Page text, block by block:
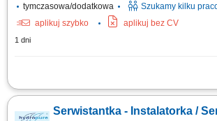
tymczasowa/dodatkowa
Szukamy kilku
aplikuj szybko
aplikuj bez CV
1 dni
Zakres obowiązków: montaż urządzeń do
Serwistantka - Instalatorka /